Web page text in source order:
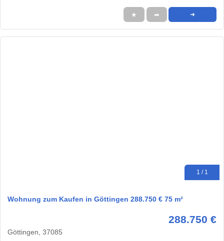
★ ➦ ➜
1 / 1
Wohnung zum Kaufen in Göttingen 288.750 € 75 m²
288.750 €
Göttingen, 37085